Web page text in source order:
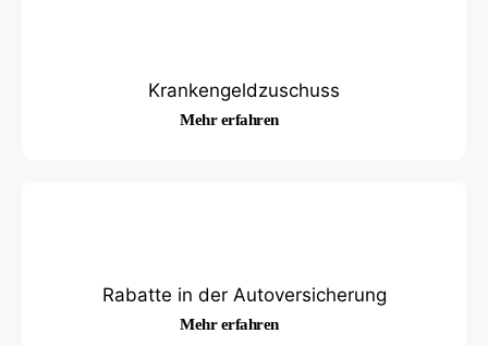
Krankengeldzuschuss
Mehr erfahren
Rabatte in der Autoversicherung
Mehr erfahren